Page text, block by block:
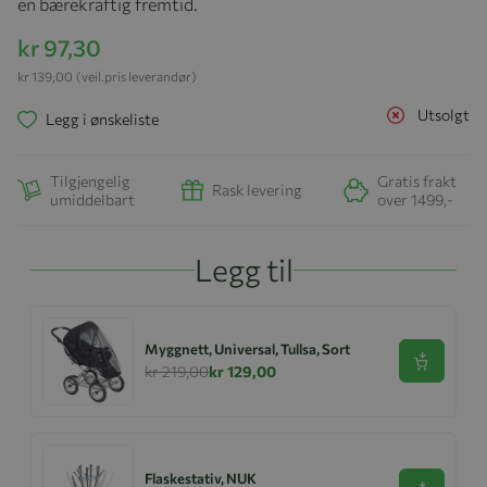
kr 97,30
(veil.pris leverandør)
kr 139,00
Utsolgt
Legg i ønskeliste
Tilgjengelig
umiddelbart
Rask levering
Gratis frakt
over 1499,-
Legg til
Myggnett, Universal, Tullsa, Sort
kr 219,00kr 129,00 Se
Flaskestativ, NUK